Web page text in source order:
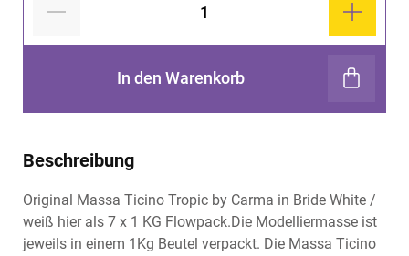
In den Warenkorb
Beschreibung
Original Massa Ticino Tropic by Carma in Bride White /
weiß hier als 7 x 1 KG Flowpack.Die Modelliermasse ist
jeweils in einem 1Kg Beutel verpackt. Die Massa Ticino